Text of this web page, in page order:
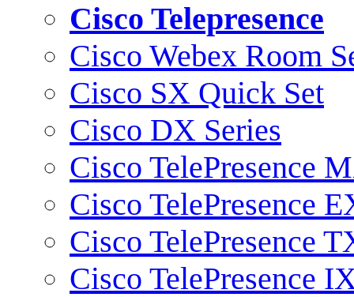
Cisco Telepresence
Cisco Webex Room
Cisco SX Quick Set
Cisco DX Series
Cisco TelePresence
Cisco TelePresence
Cisco TelePresence
Cisco TelePresence